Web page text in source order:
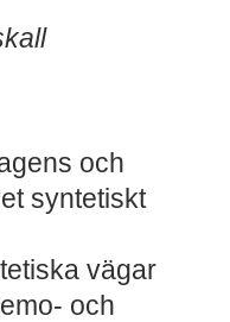
och
syntetiskt
vägar
och